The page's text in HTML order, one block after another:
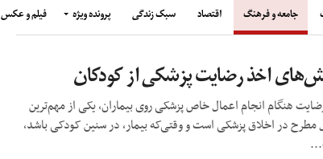
جامعه و فرهنگ اقتصاد سبک زندگی پرونده ویژه فیلم و عکس
اخذ رضایت پزشکی از کودکان
هنگام انجام اعمال خاص پزشکی روی بیماران، یکی از مهم‌ترین
مطرح در اخلاق پزشکی است و وقتی‌که بیمار، در سنین کودکی باشد،